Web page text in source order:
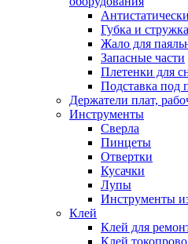
Губка и
Жало для
Запасные части
Плетенки для
Подставка под
Держатели плат,
Инструменты
Сверла
Пинцеты
Отвертки
Кусачки
Лупы
Инструменты
Клей
Клей для
Клей